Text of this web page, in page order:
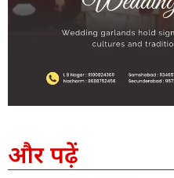
और पढ़ें